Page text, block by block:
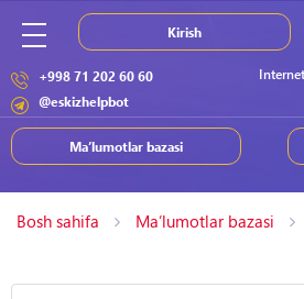
+998 71 202 60 60
@eskizhelpbot
Ma’lumotlar bazasi
Kirish
Bosh sahifa Ma’lumotlar bazasi